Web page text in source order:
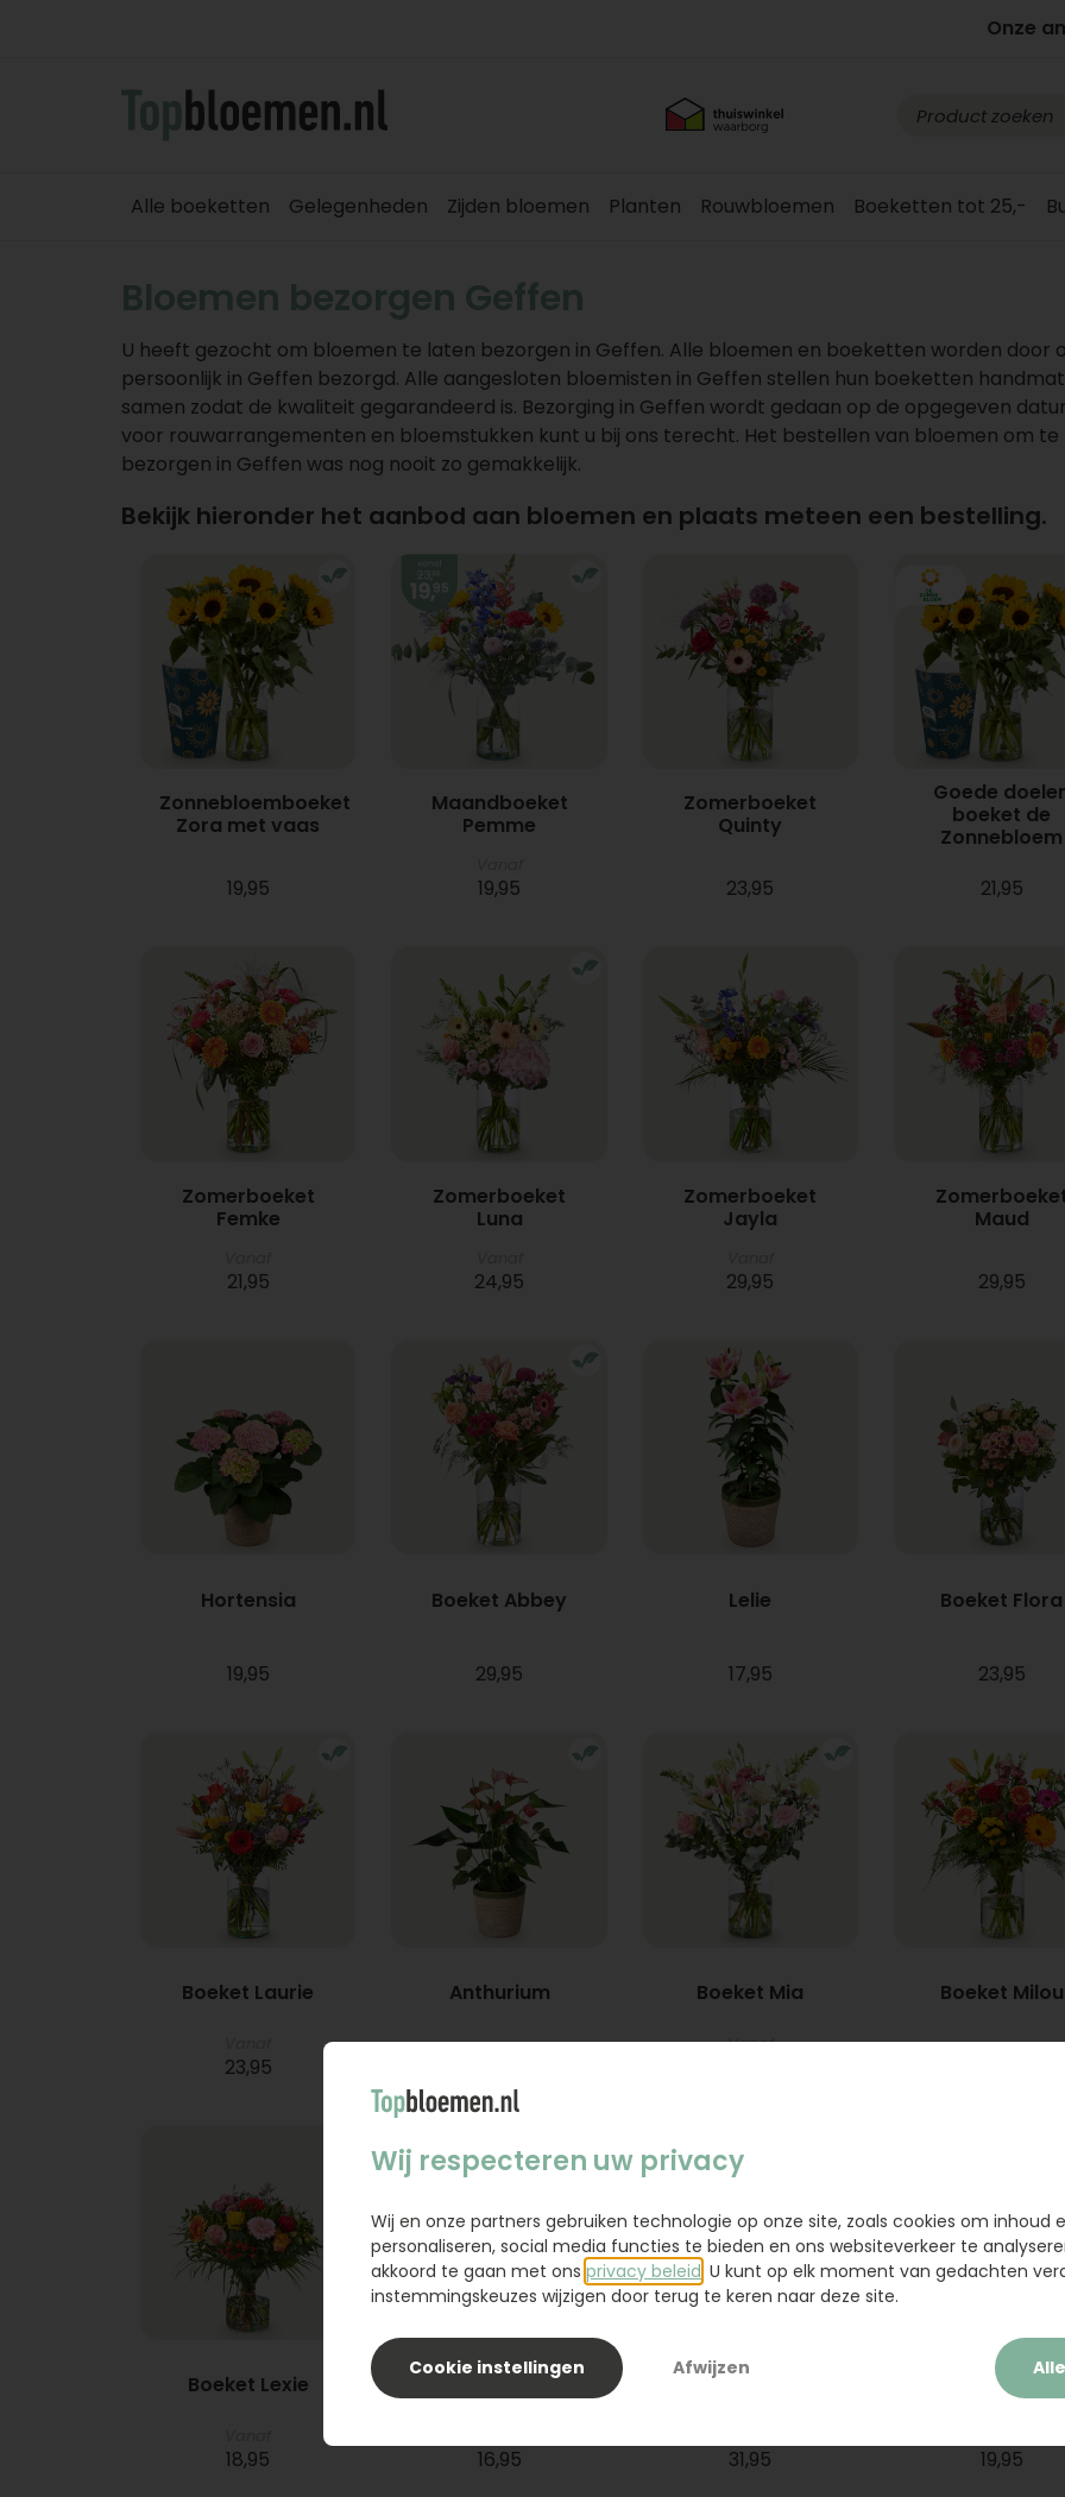
Onze
Alle boeketten Gelegenheden Zijden bloemen Planten Rouwbloemen Boeketten tot 25,-
Bloemen bezorgen Geffen
U heeft gezocht om bloemen te laten bezorgen in Geffen. Alle bloemen en boeketten worden door
persoonlijk in Geffen bezorgd. Alle aangesloten bloemisten in Geffen stellen hun boeketten
samen zodat de kwaliteit gegarandeerd is. Bezorging in Geffen wordt gedaan op de opgegeven
voor rouwarrangementen en bloemstukken kunt u bij ons terecht. Het bestellen van bloemen om
bezorgen in Geffen was nog nooit zo gemakkelijk.
Bekijk hieronder het aanbod aan bloemen en plaats meteen een bestelling.
Zonnebloemboeket
Zora met vaas
19,95
Maandboeket
Pemme
19,95
Zomerboeket
Quinty
23,95
Goede
boeket de
Zonnebloem
21,95
Zomerboeket
Femke
21,95
Zomerboeket
Luna
24,95
Zomerboeket
Jayla
29,95
Maud
29,95
Hortensia
19,95
Boeket Abbey
29,95
Lelie
17,95
Boeket Flora
23,95
Boeket Laurie
23,95
Anthurium Boeket Mia
Vanaf
Boeket Milou
Boeket Lexie
18,95
Phlebodium
16,95
Boeket Raya
31,95
Sanseveria
19,95
Wij respecteren uw privacy
Wij en onze partners gebruiken technologie op onze site, zoals cookies om inhoud
personaliseren, social media functies te bieden en ons websiteverkeer te
akkoord te gaan met ons privacy beleid . U kunt op elk moment van gedachten
instemmingskeuzes wijzigen door terug te keren naar deze site.
Cookie instellingen Afwijzen